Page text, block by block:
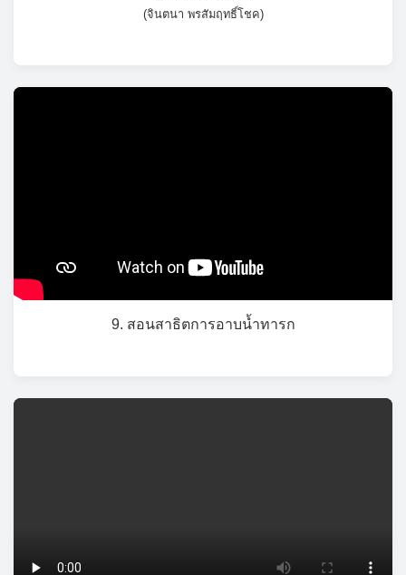
(จินตนา พรสัมฤทธิ์โชค)
9. สอนสาธิตการอาบน้ำทารก